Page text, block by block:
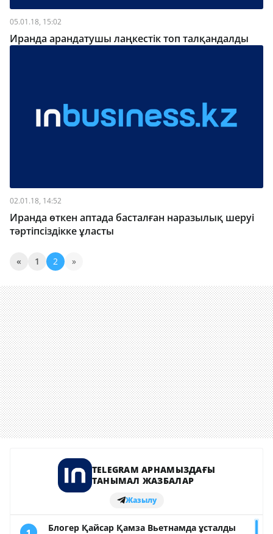
05.01.18, 15:02
Иранда арандатушы лаңкестік топ талқандалды
02.01.18, 14:52
Иранда өткен аптада басталған наразылық шеруі
тәртіпсіздікке ұласты
« 1 2 »